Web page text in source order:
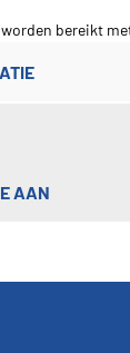
bereikt
AAN